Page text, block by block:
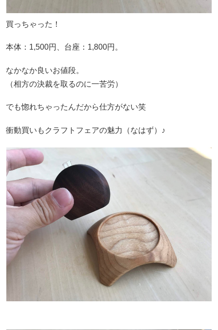
買っちゃった！
本体：1,500円、台座：1,800円。
なかなか良いお値段。
（相方の決裁を取るのに一苦労）
でも惚れちゃったんだから仕方がない笑
衝動買いもクラフトフェアの魅力（なはず）♪